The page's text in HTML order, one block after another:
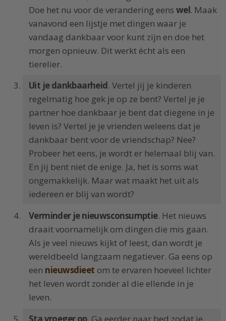
Doe het nu voor de verandering eens wel. Maak
vanavond een lijstje met dingen waar je
vandaag dankbaar voor kunt zijn en doe het
morgen opnieuw. Dit werkt écht als een
tierelier.
Uit je dankbaarheid. Vertel jij je kinderen
regelmatig hoe gek je op ze bent? Vertel je je
partner hoe dankbaar je bent dat diegene in je
leven is? Vertel je je vrienden weleens dat je
dankbaar bent voor de vriendschap? Nee?
Probeer het eens, je wordt er helemaal blij van.
En jij bent niet de enige. Ja, het is soms wat
ongemakkelijk. Maar wat maakt het uit als
iedereen er blij van wordt?
Verminder je nieuwsconsumptie. Het nieuws
draait voornamelijk om dingen die mis gaan.
Als je veel nieuws kijkt of leest, dan wordt je
wereldbeeld langzaam negatiever. Ga eens op
een nieuwsdieet om te ervaren hoeveel lichter
het leven wordt zonder al die ellende in je
leven.
Sta vroeger op. Ga eerder naar bed zodat je